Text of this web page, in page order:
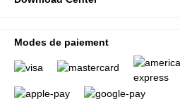
Modes de paiement